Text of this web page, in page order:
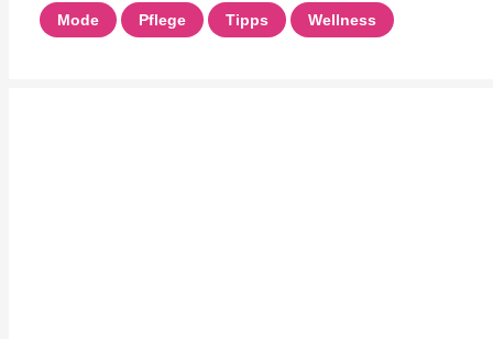
Mode Pflege Tipps Wellness